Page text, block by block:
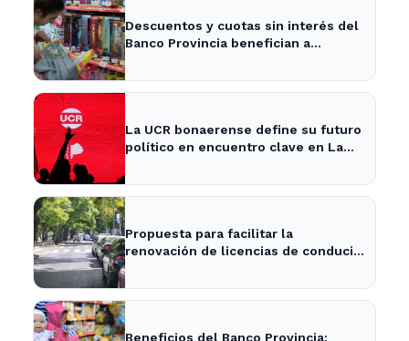
Descuentos y cuotas sin interés del
Banco Provincia benefician a
La UCR bonaerense define su futuro
político en encuentro clave en La
Propuesta para facilitar la
renovación de licencias de conducir
Beneficios del Banco Provincia: